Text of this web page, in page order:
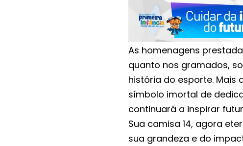
As homenagens
quanto nos gramados,
história do esporte. Mais
símbolo imortal de
continuará a inspirar
Sua camisa 14, agora
sua grandeza e do